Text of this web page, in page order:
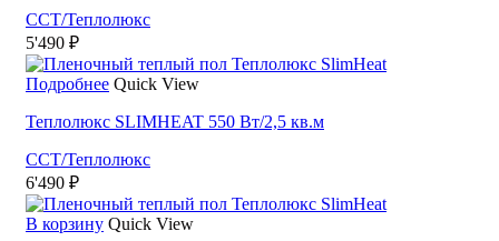
ССТ/Теплолюкс
5'490 ₽
Подробнее Quick View
Теплолюкс SLIMHEAT 550 Вт/2,5 кв.м
ССТ/Теплолюкс
6'490 ₽
В корзину Quick View